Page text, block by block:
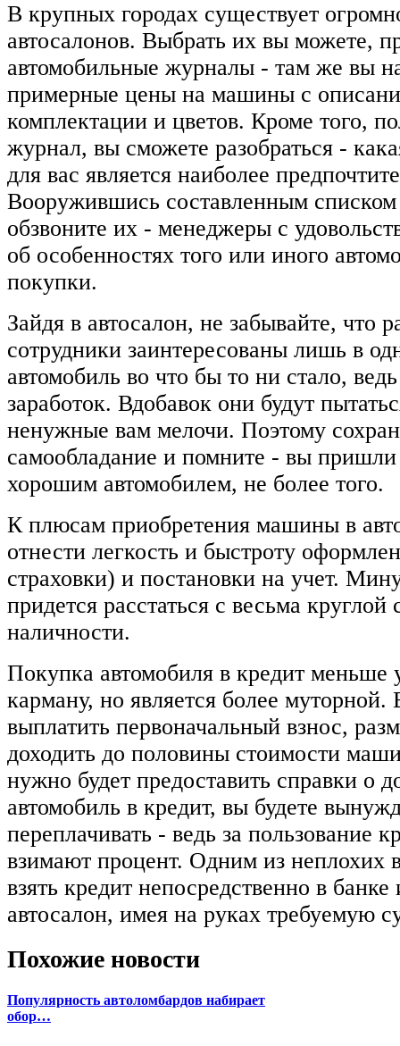
В крупных городах существует
автосалонов. Выбрать их вы можете,
автомобильные журналы - там же вы
примерные цены на машины с
комплектации и цветов. Кроме того,
журнал, вы сможете разобраться -
для вас является наиболее
Вооружившись составленным списком
обзвоните их - менеджеры с
об особенностях того или иного
покупки.
Зайдя в автосалон, не забывайте, что
сотрудники заинтересованы лишь в
автомобиль во что бы то ни стало,
заработок. Вдобавок они будут
ненужные вам мелочи. Поэтому
самообладание и помните - вы пришли
хорошим автомобилем, не более того.
К плюсам приобретения машины в
отнести легкость и быстроту
страховки) и постановки на учет.
придется расстаться с весьма
наличности.
Покупка автомобиля в кредит меньше
карману, но является более муторной.
выплатить первоначальный взнос,
доходить до половины стоимости
нужно будет предоставить справки о
автомобиль в кредит, вы будете
переплачивать - ведь за пользование
взимают процент. Одним из неплохих
взять кредит непосредственно в
автосалон, имея на руках требуемую
Похожие новости
Популярность автоломбардов набирает
обор…